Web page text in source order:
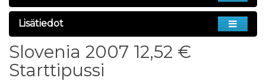
Lisätiedot
Slovenia 2007 12,52 €
Starttipussi